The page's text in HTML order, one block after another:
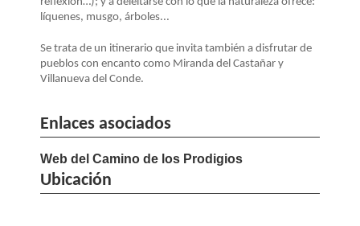
líquenes, musgo, árboles...
Se trata de un itinerario que invita también a disfrutar de
pueblos con encanto como Miranda del Castañar y
Villanueva del Conde.
Enlaces asociados
Web del Camino de los Prodigios
Ubicación